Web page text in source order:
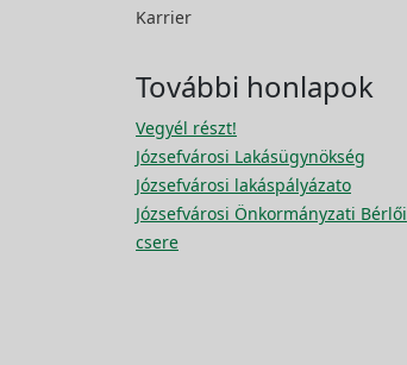
Karrier
További honlapok
Vegyél részt!
Józsefvárosi Lakásügynökség
Józsefvárosi lakáspályázato
Józsefvárosi Önkormányzati Bérlői
csere